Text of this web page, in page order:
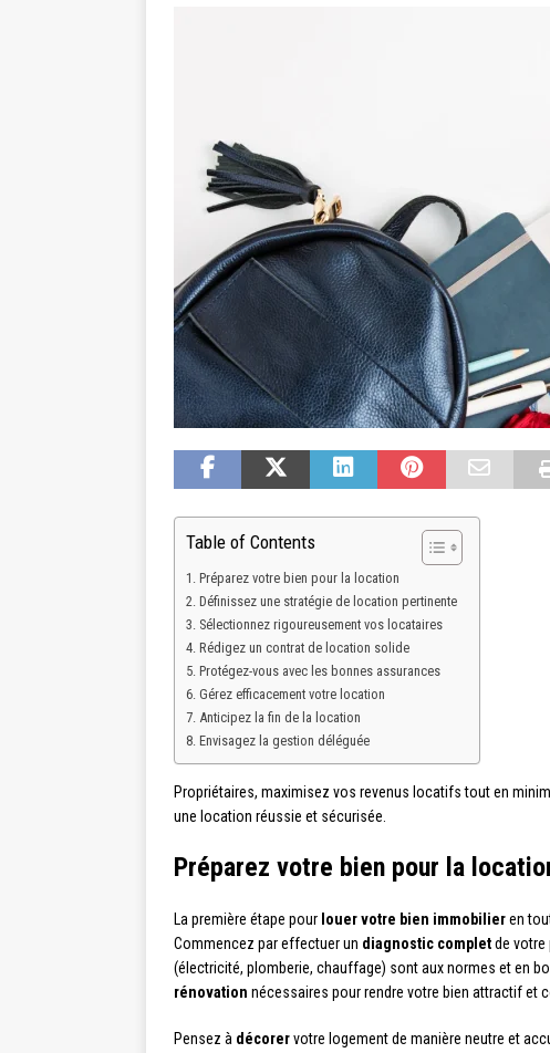
Table of Contents
Préparez votre bien pour la location
Définissez une stratégie de location pertinente
Sélectionnez rigoureusement vos locataires
Rédigez un contrat de location solide
Protégez-vous avec les bonnes assurances
Gérez efficacement votre location
Anticipez la fin de la location
Envisagez la gestion déléguée
Propriétaires, maximisez vos revenus locatifs tout en
une location réussie et sécurisée.
Préparez votre bien pour la
La première étape pour louer votre bien immobilieren
Commencez par effectuer un diagnostic completde
(électricité, plomberie, chauffage) sont aux normes et en
rénovation nécessaires pour rendre votre bien attractif et
Pensez à décorervotre logement de manière neutre et